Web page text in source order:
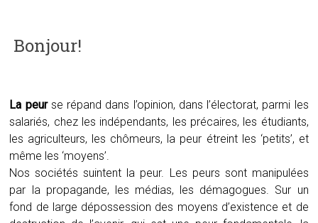
Bonjour!
La peurse répand dans l’opinion, dans l’électorat, parmi les
salariés, chez les indépendants, les précaires, les étudiants,
les agriculteurs, les chômeurs, la peur étreint les ‘petits’, et
même les ‘moyens’.
Nos sociétés suintent la peur. Les peurs sont manipulées
par la propagande, les médias, les démagogues. Sur un
fond de large dépossession des moyens d’existence et de